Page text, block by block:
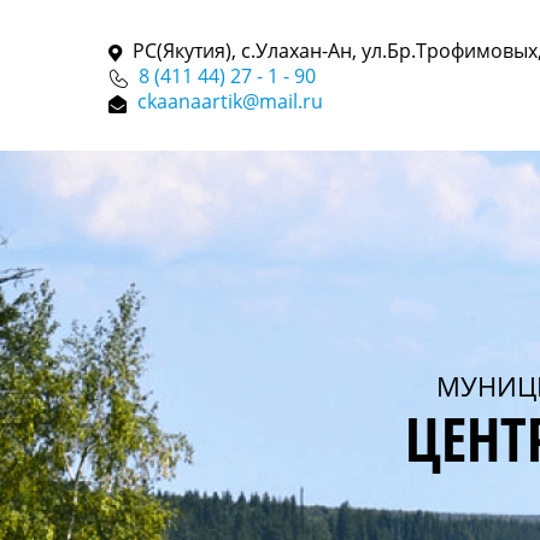
РС(Якутия), с.Улахан-Ан,
8 (411 44) 27 - 1 - 90
ckaanaartik@mail.ru